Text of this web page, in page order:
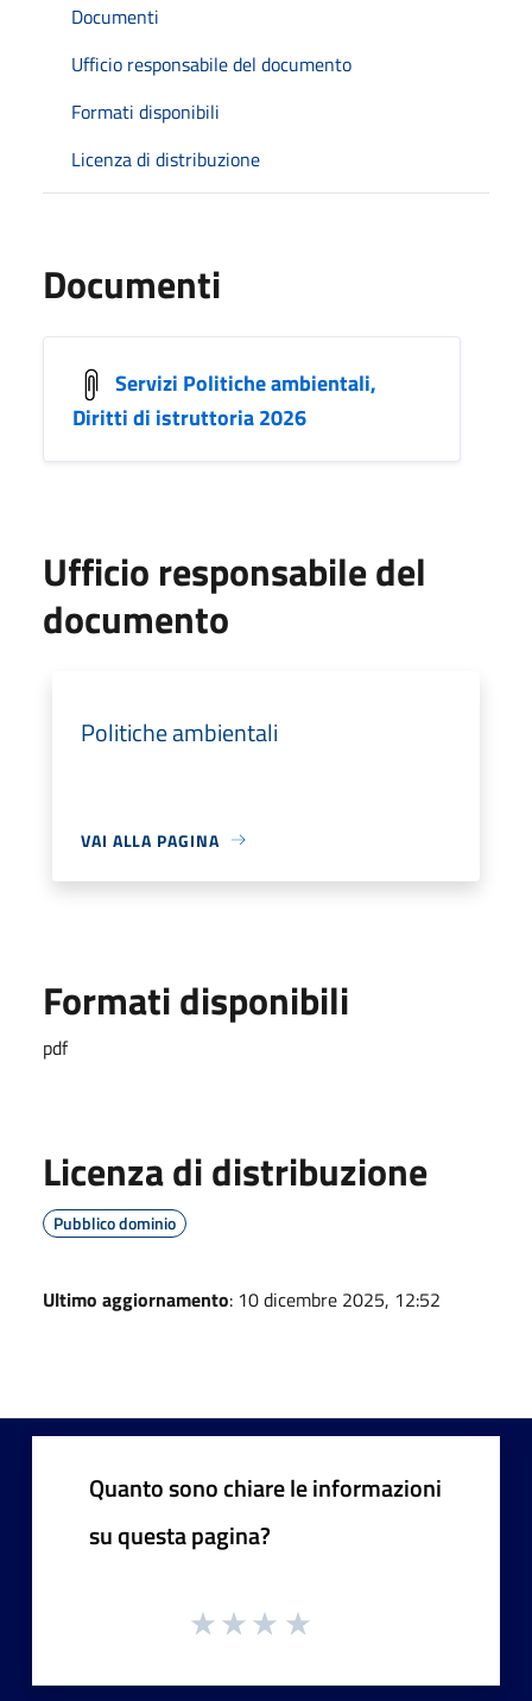
Documenti
Ufficio responsabile del documento
Formati disponibili
Licenza di distribuzione
Documenti
Servizi Politiche ambientali,
Diritti di istruttoria 2026
Ufficio responsabile del
documento
Politiche ambientali
VAI ALLA PAGINA
Formati disponibili
pdf
Licenza di distribuzione
Pubblico dominio
Ultimo aggiornamento: 10 dicembre 2025, 12:52
Quanto sono chiare le informazioni
su questa pagina?